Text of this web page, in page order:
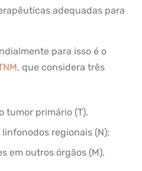
adequadas para
para isso é o
, que considera três
tumor primário (T).
regionais (N);
em outros órgãos (M).